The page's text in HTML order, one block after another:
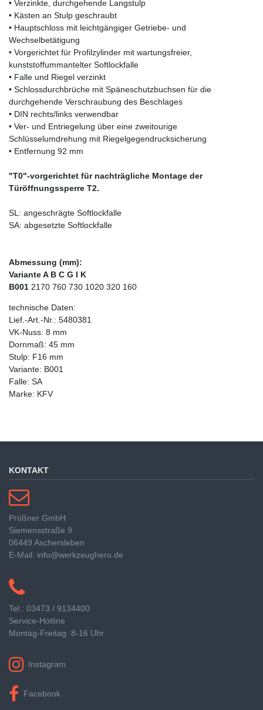
• Verzinkte, durchgehende Langstulp
• Kästen an Stulp geschraubt
• Hauptschloss mit leichtgängiger Getriebe- und
Wechselbetätigung
• Vorgerichtet für Profilzylinder mit wartungsfreier,
kunststoffummantelter Softlockfalle
• Falle und Riegel verzinkt
• Schlossdurchbrüche mit Späneschutzbuchsen für die
durchgehende Verschraubung des Beschlages
• DIN rechts/links verwendbar
• Ver- und Entriegelung über eine zweitourige
Schlüsselumdrehung mit Riegelgegendrucksicherung
• Entfernung 92 mm
"T0"-vorgerichtet für nachträgliche Montage der
Türöffnungssperre T2.
SL: angeschrägte Softlockfalle
SA: abgesetzte Softlockfalle
Abmessung (mm):
Variante A B C G I K
B001 2170 760 730 1020 320 160
technische Daten:
Lief.-Art.-Nr.: 5480381
VK-Nuss: 8 mm
Dornmaß: 45 mm
Stulp: F16 mm
Variante: B001
Falle: SA
Marke: KFV
KONTAKT
Prüßner GmbH
Siemensstraße 9
06449 Aschersleben
E-Mail: info@werkzeughero.de
Tel.: 03473 / 9134400
Service-Hotline
Montag-Freitag: 8-16 Uhr
Instagram
Facebook